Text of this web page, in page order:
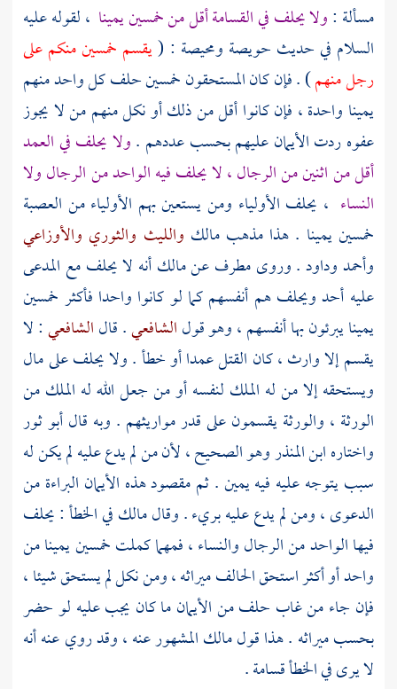
مسألة :ولا يحلف في القسامة أقل من خمسين يمينا ، لقوله عليه
السلام في حديث حويصة ومحيصة : (يقسم خمسين منكم على
رجل منهم) . فإن كان المستحقون خمسين حلف كل واحد منهم
يمينا واحدة ، فإن كانوا أقل من ذلك أو نكل منهم من لا يجوز
عفوه ردت الأيمان عليهم بحسب عددهم .ولا يحلف في العمد
أقل من اثنين من الرجال ، لا يحلف فيه الواحد من الرجال ولا
النساء ، يحلف الأولياء ومن يستعين بهم الأولياء من العصبة
خمسين يمينا . هذا مذهبمالك والليث والثوري والأوزاعي
وأحمدوداود. وروىمطرفعنمالكأنه لا يحلف مع المدعى
عليه أحد ويحلف هم أنفسهم كما لو كانوا واحدا فأكثر خمسين
يمينا يبرئون بها أنفسهم ، وهو قولالشافعي. قالالشافعي: لا
يقسم إلا وارث ، كان القتل عمدا أو خطأ . ولا يحلف على مال
ويستحقه إلا من له الملك لنفسه أو من جعل الله له الملك من
الورثة ، والورثة يقسمون على قدر مواريثهم . وبه قالأبو ثور
واختارهابن المنذروهو الصحيح ، لأن من لم يدع عليه لم يكن له
سبب يتوجه عليه فيه يمين . ثم مقصود هذه الأيمان البراءة من
الدعوى ، ومن لم يدع عليه بريء . وقالمالكفي الخطأ : يحلف
فيها الواحد من الرجال والنساء ، فمهما كملت خمسين يمينا من
واحد أو أكثر استحق الحالف ميراثه ، ومن نكل لم يستحق شيئا ،
فإن جاء من غاب حلف من الأيمان ما كان يجب عليه لو حضر
بحسب ميراثه . هذا قولمالكالمشهور عنه ، وقد روي عنه أنه
لا يرى في الخطأ قسامة .